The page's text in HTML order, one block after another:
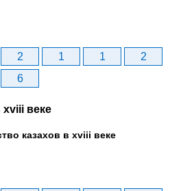
2 1 1
2
6
xviii веке
казахов в xviii веке